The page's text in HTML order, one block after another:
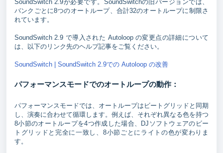
SoundSwitch 2.9が必要です。SoundSwitchの旧バージョンでは、
バンクごとに8つのオートループ、合計32のオートループに制限さ
れています。
SoundSwitch 2.9 で導入された Autoloop の変更点の詳細について
は、以下のリンク先のヘルプ記事をご覧ください。
SoundSwitch | SoundSwitch 2.9での Autoloop の改善
パフォーマンスモードでのオートループの動作：
パフォーマンスモードでは、オートループはビートグリッドと同期
し、演奏に合わせて循環します。例えば、それぞれ異なる色を持つ
8小節のオートループを4つ作成した場合、DJソフトウェアのビー
トグリッドと完全に一致し、8小節ごとにライトの色が変わりま
す。